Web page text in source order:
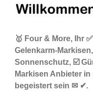
🥇 Four & More, Ihr
Gelenkarm-
Sonnenschutz, ☑️
Markisen Anbieter
begeistert sein ✉ ✔.